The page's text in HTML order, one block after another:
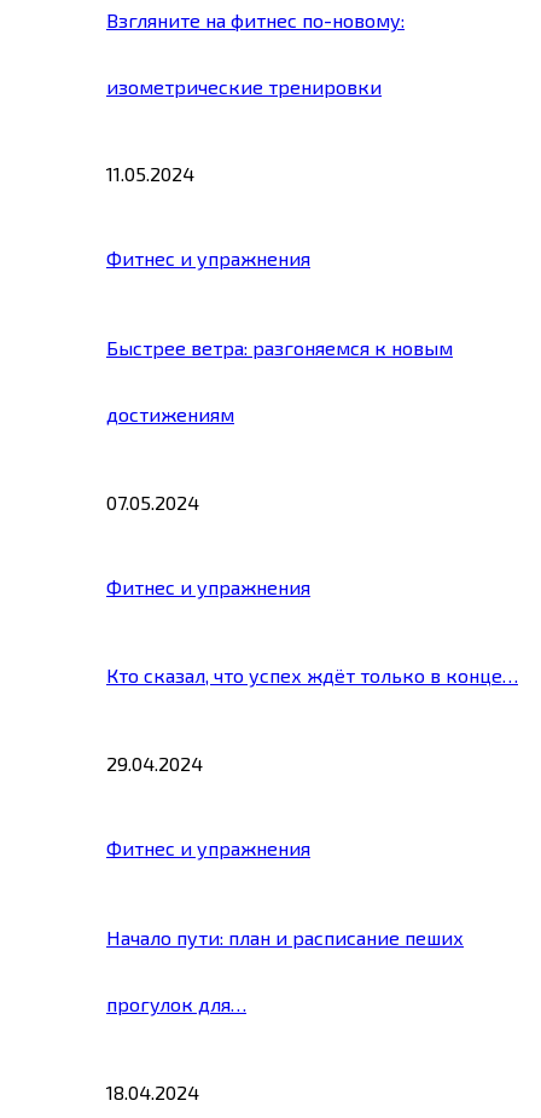
Взгляните на фитнес по-новому:
изометрические тренировки
11.05.2024
Фитнес и упражнения
Быстрее ветра: разгоняемся к новым
достижениям
07.05.2024
Фитнес и упражнения
Кто сказал, что успех ждёт только в конце…
29.04.2024
Фитнес и упражнения
Начало пути: план и расписание пеших
прогулок для…
18.04.2024